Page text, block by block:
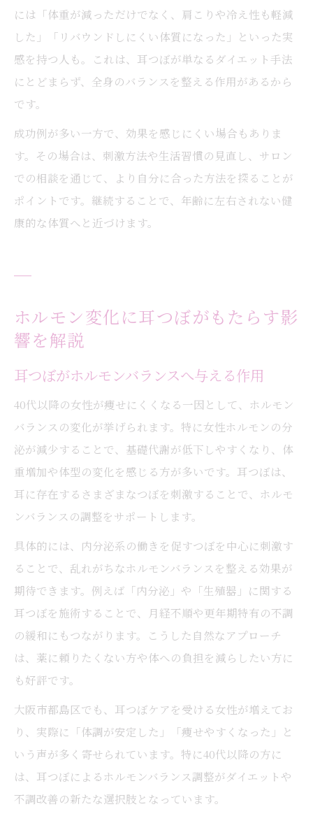
には「体重が減っただけでなく、肩こりや冷え性も軽減
した」「リバウンドしにくい体質になった」といった実
感を持つ人も。これは、耳つぼが単なるダイエット手法
にとどまらず、全身のバランスを整える作用があるから
です。
成功例が多い一方で、効果を感じにくい場合もありま
す。その場合は、刺激方法や生活習慣の見直し、サロン
での相談を通じて、より自分に合った方法を探ることが
ポイントです。継続することで、年齢に左右されない健
康的な体質へと近づけます。
ホルモン変化に耳つぼがもたらす影
響を解説
耳つぼがホルモンバランスへ与える作用
40代以降の女性が痩せにくくなる一因として、ホルモン
バランスの変化が挙げられます。特に女性ホルモンの分
泌が減少することで、基礎代謝が低下しやすくなり、体
重増加や体型の変化を感じる方が多いです。耳つぼは、
耳に存在するさまざまなつぼを刺激することで、ホルモ
ンバランスの調整をサポートします。
具体的には、内分泌系の働きを促すつぼを中心に刺激す
ることで、乱れがちなホルモンバランスを整える効果が
期待できます。例えば「内分泌」や「生殖器」に関する
耳つぼを施術することで、月経不順や更年期特有の不調
の緩和にもつながります。こうした自然なアプローチ
は、薬に頼りたくない方や体への負担を減らしたい方に
も好評です。
大阪市都島区でも、耳つぼケアを受ける女性が増えてお
り、実際に「体調が安定した」「痩せやすくなった」と
いう声が多く寄せられています。特に40代以降の方に
は、耳つぼによるホルモンバランス調整がダイエットや
不調改善の新たな選択肢となっています。